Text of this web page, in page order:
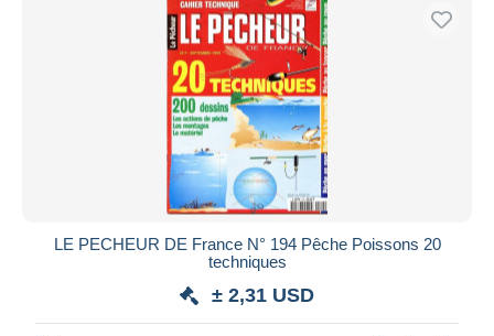
LE PECHEUR DE France N° 194 Pêche Poissons 20
techniques
± 2,31 USD